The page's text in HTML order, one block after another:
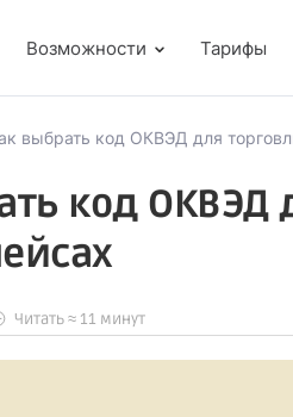
Возможности Тарифы
выбрать код ОКВЭД для
код ОКВЭД
Читать ≈ 11 минут